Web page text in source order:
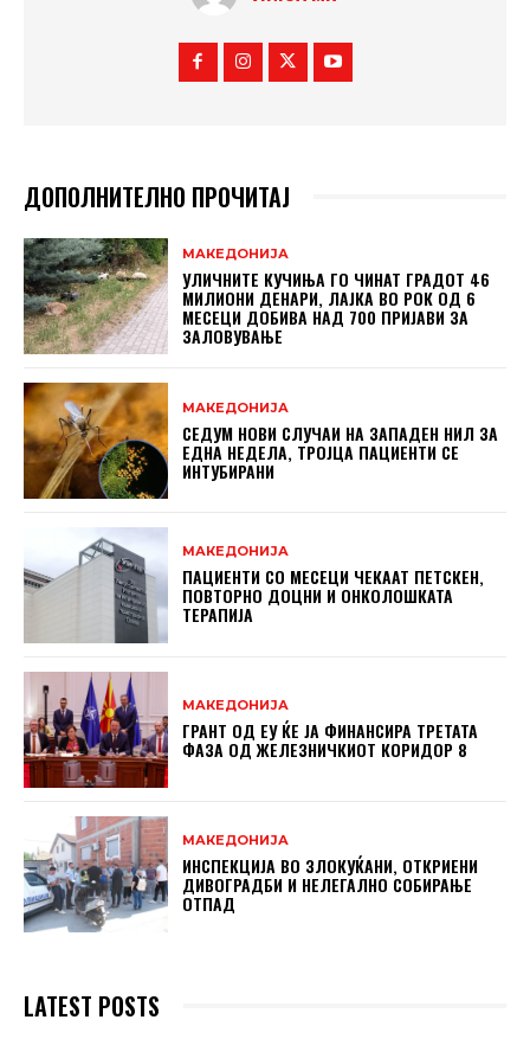
ДОПОЛНИТЕЛНО ПРОЧИТАЈ
МАКЕДОНИЈА
УЛИЧНИТЕ КУЧИЊА ГО ЧИНАТ ГРАДОТ 46
МИЛИОНИ ДЕНАРИ, ЛАЈКА ВО РОК ОД 6
МЕСЕЦИ ДОБИВА НАД 700 ПРИЈАВИ ЗА
ЗАЛОВУВАЊЕ
МАКЕДОНИЈА
СЕДУМ НОВИ СЛУЧАИ НА ЗАПАДЕН НИЛ ЗА
ЕДНА НЕДЕЛА, ТРОЈЦА ПАЦИЕНТИ СЕ
ИНТУБИРАНИ
МАКЕДОНИЈА
ПАЦИЕНТИ СО МЕСЕЦИ ЧЕКААТ ПЕТСКЕН,
ПОВТОРНО ДОЦНИ И ОНКОЛОШКАТА
ТЕРАПИЈА
МАКЕДОНИЈА
ГРАНТ ОД ЕУ ЌЕ ЈА ФИНАНСИРА ТРЕТАТА
ФАЗА ОД ЖЕЛЕЗНИЧКИОТ КОРИДОР 8
МАКЕДОНИЈА
ИНСПЕКЦИЈА ВО ЗЛОКУЌАНИ, ОТКРИЕНИ
ДИВОГРАДБИ И НЕЛЕГАЛНО СОБИРАЊЕ
ОТПАД
LATEST POSTS